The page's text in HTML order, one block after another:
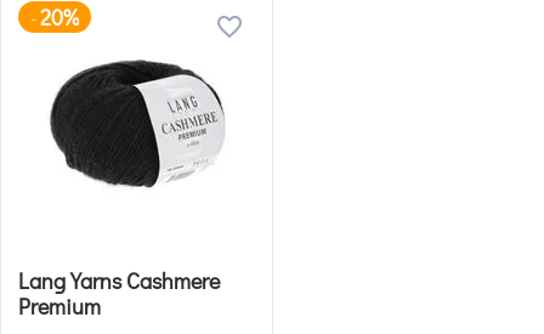
-20%
Lang Yarns Cashmere
Premium